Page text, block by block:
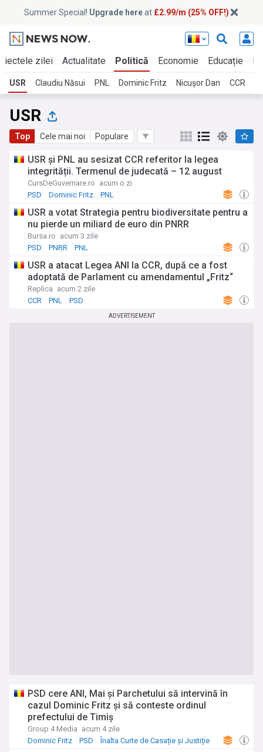
Summer Special! Upgrade hereat £2.99/m (25% OFF!)
zilei Actualitate Politică Economie Educație
USR Claudiu Năsui PNL Dominic Fritz Nicușor Dan CCR
USR
Top Cele mai noi Populare
USR şi PNL au sesizat CCR referitor la legea
integrității. Termenul de judecată – 12 august
CursDeGuvernare.ro acum o zi
PSD
Dominic Fritz PNL
USR a votat Strategia pentru biodiversitate pentru a
nu pierde un miliard de euro din PNRR
Bursa.ro acum 3 zile
PSD
PNRR PNL
USR a atacat Legea ANI la CCR, după ce a fost
adoptată de Parlament cu amendamentul „Fritz“
Replica acum 2 zile
CCR
PNL PSD
ADVERTISEMENT
PSD cere ANI, Mai şi Parchetului să intervină în
cazul Dominic Fritz şi să conteste ordinul
prefectului de Timiş
Group 4 Media acum 4 zile
Dominic Fritz
PSD Înalta Curte de Casație și Justiție